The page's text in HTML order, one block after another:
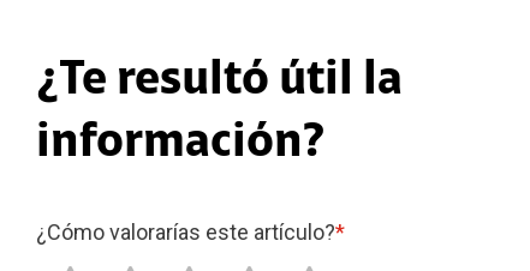
¿Te resultó útil la
información?
¿Cómo valorarías este artículo?*